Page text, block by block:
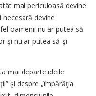
mai periculoasă devine
devine
oamenii nu ar putea să
şi nu ar putea să-şi
mai departe ideile
şi despre „împărăţia